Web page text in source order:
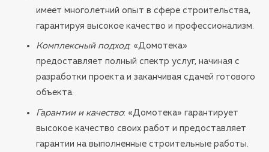
имеет многолетний опыт в сфере строительства,
гарантируя высокое качество и профессионализм.
Комплексный подход: «Домотека»
предоставляет полный спектр услуг, начиная с
разработки проекта и заканчивая сдачей готового
объекта.
Гарантии и качество: «Домотека» гарантирует
высокое качество своих работ и предоставляет
гарантии на выполненные строительные работы.